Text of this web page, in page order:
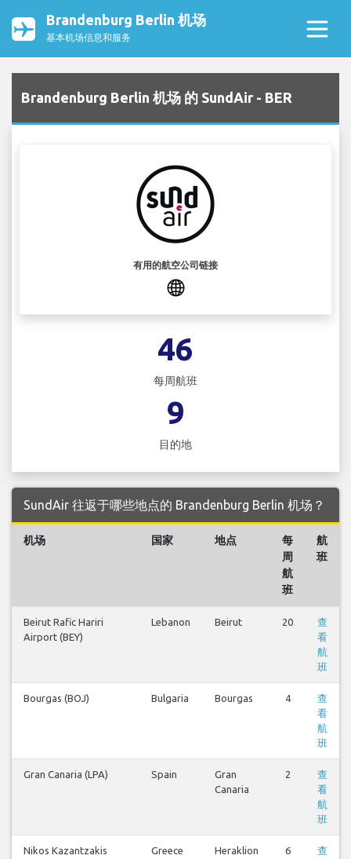
Brandenburg Berlin 机场
基本机场信息和服务
Brandenburg Berlin 机场 的 SundAir - BER
有用的航空公司链接
46
每周航班
9
目的地
SundAir 往返于哪些地点的 Brandenburg Berlin 机场？
机场 国家 地点
每
周
航
班
航
班
Beirut Rafic Hariri
Airport (BEY)
Lebanon Beirut 20
查
看
航
班
Bourgas (BOJ) Bulgaria Bourgas 4
查
看
航
班
Gran Canaria (LPA) Spain
Gran
Canaria
2
查
看
航
班
Nikos Kazantzakis
Greece Heraklion 6
查